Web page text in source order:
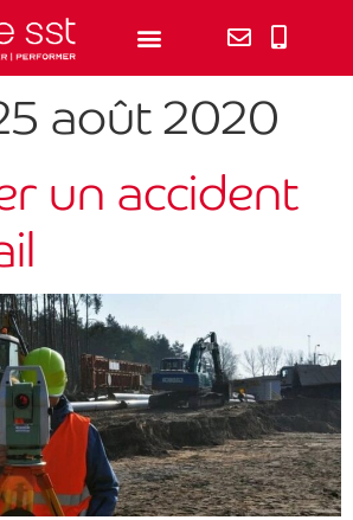
août 2020
un accident